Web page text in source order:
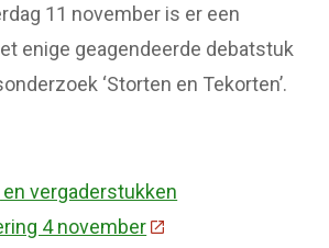
11 november is er een
enige geagendeerde debatstuk
‘Storten en Tekorten’.
vergaderstukken
4 november(Deze link gaat